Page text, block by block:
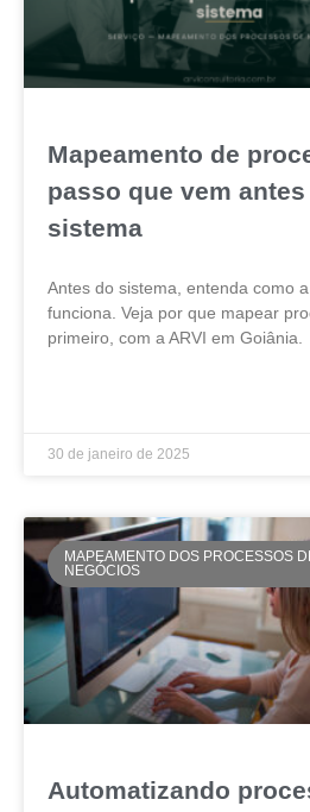
Mapeamento de
passo que vem antes
sistema
Antes do sistema, entenda como
funciona. Veja por que mapear
primeiro, com a ARVI em Goiânia.
30 de janeiro de 2025
MAPEAMENTO DOS PROCESSOS
NEGÓCIOS
Automatizando